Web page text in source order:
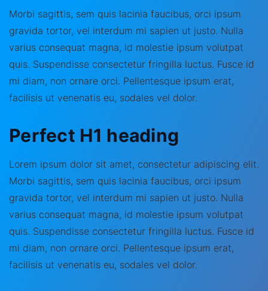
Morbi sagittis, sem quis lacinia faucibus, orci ipsum
gravida tortor, vel interdum mi sapien ut justo. Nulla
varius consequat magna, id molestie ipsum volutpat
quis. Suspendisse consectetur fringilla luctus. Fusce id
mi diam, non ornare orci. Pellentesque ipsum erat,
facilisis ut venenatis eu, sodales vel dolor.
Perfect H1 heading
Lorem ipsum dolor sit amet, consectetur adipiscing elit.
Morbi sagittis, sem quis lacinia faucibus, orci ipsum
gravida tortor, vel interdum mi sapien ut justo. Nulla
varius consequat magna, id molestie ipsum volutpat
quis. Suspendisse consectetur fringilla luctus. Fusce id
mi diam, non ornare orci. Pellentesque ipsum erat,
facilisis ut venenatis eu, sodales vel dolor.